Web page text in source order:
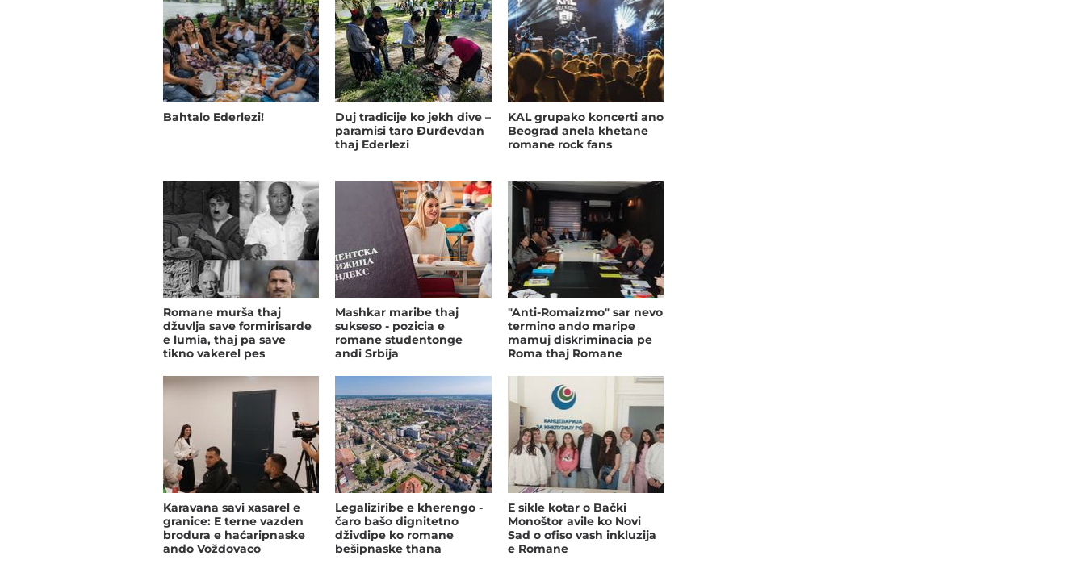
Bahtalo Ederlezi!
Duj tradicije ko jekh dive –
paramisi taro Đurđevdan
thaj Ederlezi
KAL grupako koncerti ano
Beograd anela khetane
romane rock fans
Romane murša thaj
džuvlja save formirisarde
e lumia, thaj pa save
tikno vakerel pes
Mashkar maribe thaj
sukseso - pozicia e
romane studentonge
andi Srbija
"Anti-Romaizmo" sar nevo
termino ando maripe
mamuj diskriminacia pe
Roma thaj Romane
Karavana savi xasarel e
granice: E terne vazden
brodura e haćaripnaske
ando Voždovaco
Legaliziribe e kherengo -
čaro bašo dignitetno
dživdipe ko romane
bešipnaske thana
E sikle kotar o Bački
Monoštor avile ko Novi
Sad o ofiso vash inkluzija
e Romane